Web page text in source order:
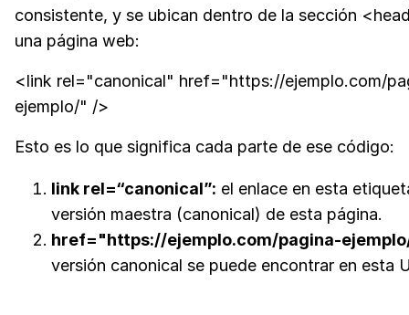
consistente, y se ubican dentro de la sección
una página web:
<link rel="canonical" href="https://ejemplo.com/
ejemplo/" />
Esto es lo que significa cada parte de ese código:
link rel=“canonical”: el enlace en esta
versión maestra (canonical) de esta página.
href="https://ejemplo.com/pagina-
versión canonical se puede encontrar en esta